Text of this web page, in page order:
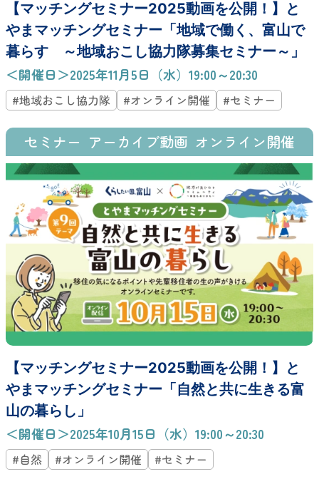
【マッチングセミナー2025動画を公開！】と
やまマッチングセミナー「地域で働く、富山で
暮らす ～地域おこし協力隊募集セミナー～」
＜開催日＞2025年11月5日（水）19:00～20:30
#地域おこし協力隊 #オンライン開催 #セミナー
セミナー アーカイブ動画 オンライン開催
【マッチングセミナー2025動画を公開！】と
やまマッチングセミナー「自然と共に生きる富
山の暮らし」
＜開催日＞2025年10月15日（水）19:00～20:30
#自然 #オンライン開催 #セミナー